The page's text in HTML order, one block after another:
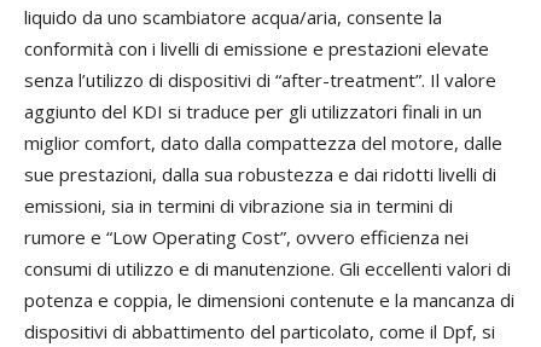
liquido da uno scambiatore acqua/aria, consente la
conformità con i livelli di emissione e prestazioni elevate
senza l’utilizzo di dispositivi di “after-treatment”. Il valore
aggiunto del KDI si traduce per gli utilizzatori finali in un
miglior comfort, dato dalla compattezza del motore, dalle
sue prestazioni, dalla sua robustezza e dai ridotti livelli di
emissioni, sia in termini di vibrazione sia in termini di
rumore e “Low Operating Cost”, ovvero efficienza nei
consumi di utilizzo e di manutenzione. Gli eccellenti valori di
potenza e coppia, le dimensioni contenute e la mancanza di
dispositivi di abbattimento del particolato, come il Dpf, si